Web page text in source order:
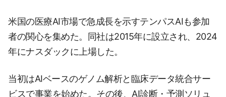
米国の医療AI市場で急成長を示すテンパスAIも参加
者の関心を集めた。同社は2015年に設立され、2024
年にナスダックに上場した。
当初はAIベースのゲノム解析と臨床データ統合サー
ビスで事業を始めた。その後、AI診断・予測ソリュ